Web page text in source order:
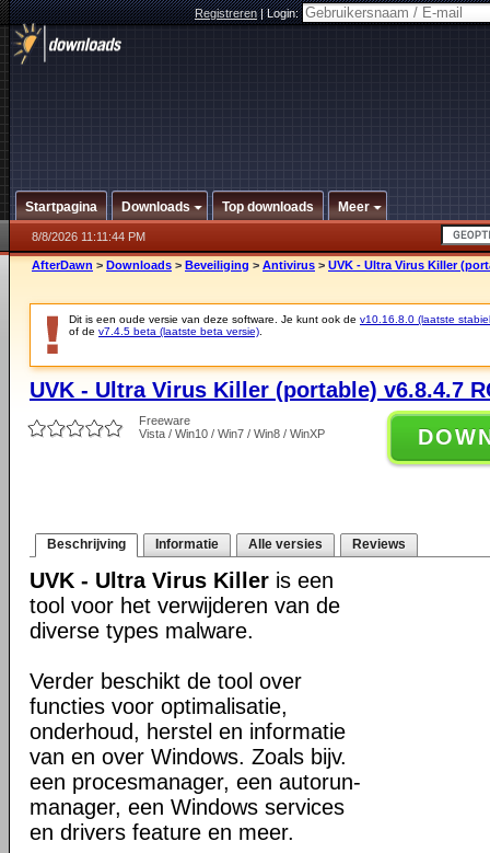
Registreren|Login:
Startpagina Downloads Top downloads Meer
8/8/2026 11:11:44 PM
AfterDawn > Downloads > Beveiliging > Antivirus > UVK - Ultra Virus Killer
Dit is een oude versie van deze software. Je kunt ook de v10.16.8.0 (laatste
of de v7.4.5 beta (laatste beta versie)
UVK - Ultra Virus Killer (portable) v6.8.4.7
Freeware
Vista / Win10 / Win7 / Win8 / WinXP
Beschrijving Informatie Alle versies Reviews
UVK - Ultra Virus Killer is een
tool voor het verwijderen van de
diverse types malware.
Verder beschikt de tool over
functies voor optimalisatie,
onderhoud, herstel en informatie
van en over Windows. Zoals bijv.
een procesmanager, een autorun-
manager, een Windows services
en drivers feature en meer.